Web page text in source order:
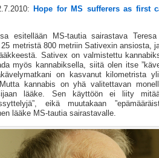
Hope for MS sufferers as first
esitellään MS-tautia sairastava
metristä 800 metriin Sativexin ansiosta,
Sativex on valmistettu
myös kannabiksella, siitä olen itse
on kasvanut kilometrista
kannabis on yhä valitettavan
lääke. Sen käyttöön ei liity
eikä muutakaan
lääke MS-tautia sairastavalle.